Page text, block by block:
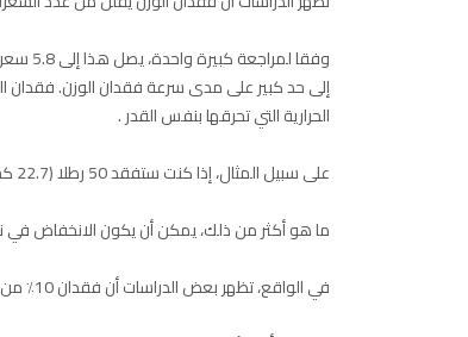
إلى حد كبير على مدى سرعة فقدان الوزن. فقدان
الحرارية التي تحرقها بنفس القدر .
على سبيل المثال، إذا كنت ستفقد 50 رطلا (22.7 كجم) بسرعة، فسينتهي جسمك بحرق 290.5 سعرة حرارية أقل يوميا.
ما هو أكثر من ذلك، يمكن أن يكون الانخفاض في
في الواقع، تظهر بعض الدراسات أن فقدان 10٪ من وزن الجسم والحفاظ عليه يمكن أن يقلل من السعرات الحرارية المحروقة بنسبة 15-25٪ .